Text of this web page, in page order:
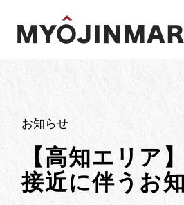
content
お知らせ
【高知エリア
接近に伴うお